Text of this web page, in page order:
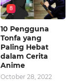
8
10 Pengguna
Tonfa yang
Paling Hebat
dalam Cerita
Anime
October 28, 2022